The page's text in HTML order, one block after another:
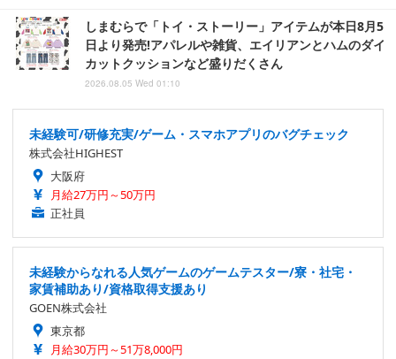
しまむらで「トイ・ストーリー」アイテムが本日8月5
日より発売!アパレルや雑貨、エイリアンとハムのダイ
カットクッションなど盛りだくさん
2026.08.05 Wed 01:10
未経験可/研修充実/ゲーム・スマホアプリのバグチェック
株式会社HIGHEST
大阪府
月給27万円～50万円
正社員
未経験からなれる人気ゲームのゲームテスター/寮・社宅・
家賃補助あり/資格取得支援あり
GOEN株式会社
東京都
月給30万円～51万8,000円